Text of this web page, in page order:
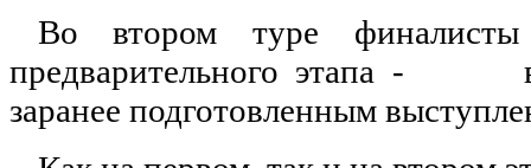
Во втором туре
предварительного этапа -
заранее подготовленным